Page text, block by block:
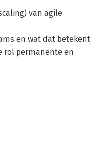
van agile
en wat dat betekent
rol permanente en